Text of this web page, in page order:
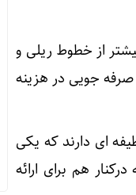
از خطوط ریلی و
جویی در هزینه
ای دارند که یکی
هم برای ارائه